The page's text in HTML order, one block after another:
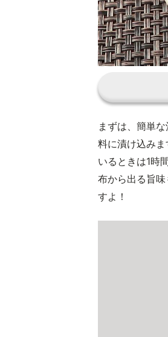
まずは、簡単
料に漬け込み
いるときは1時
布から出る旨
すよ！